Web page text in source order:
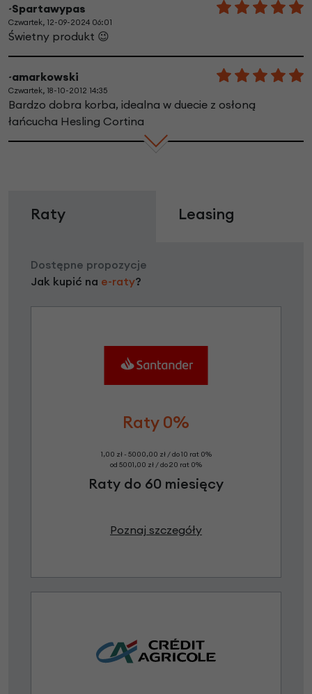
~Spartawypas
Czwartek, 12-09-2024 06:01
Świetny produkt 😉
~amarkowski
Czwartek, 18-10-2012 14:35
Bardzo dobra korba, idealna w duecie z osłoną
łańcucha Hesling Cortina
Raty Leasing
Dostępne propozycje
Jak kupić na e-raty?
Raty 0%
1,00 zł - 5000,00 zł / do 10 rat 0%
od 5001,00 zł / do 20 rat 0%
Raty do 60 miesięcy
Poznaj szczegóły